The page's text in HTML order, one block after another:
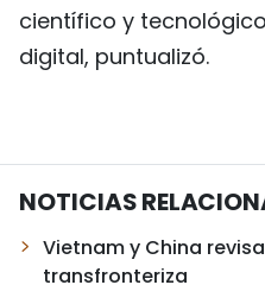
científico y
digital, puntualizó.
NOTICIAS
Vietnam y China
transfronteriza